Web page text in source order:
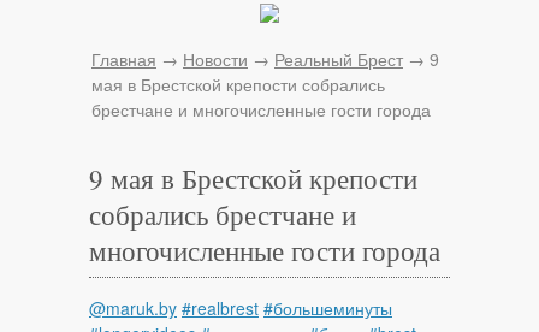
Главная → Новости → Реальный Брест → 9
мая в Брестской крепости собрались
брестчане и многочисленные гости города
9 мая в Брестской крепости
собрались брестчане и
многочисленные гости города
@maruk.by #realbrest #большеминуты